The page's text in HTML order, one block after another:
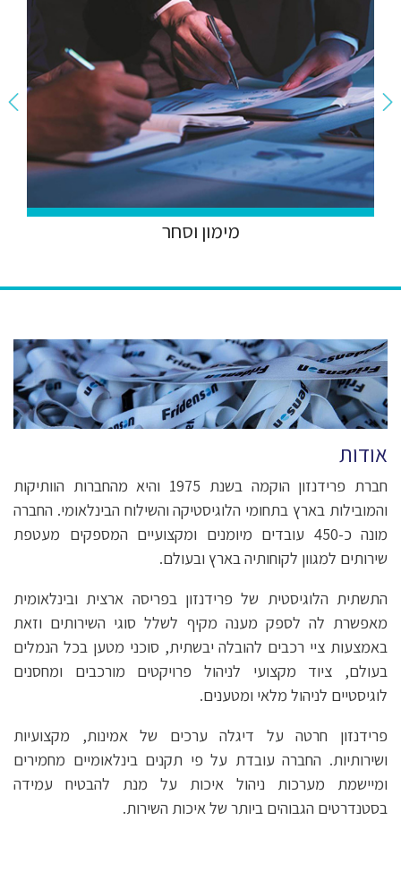
מימון וסחר
אודות
חברת פרידנזון הוקמה בשנת 1975 והיא מהחברות הוותיקות
והמובילות בארץ בתחומי הלוגיסטיקה והשילוח הבינלאומי. החברה
מונה כ-450 עובדים מיומנים ומקצועיים המספקים מעטפת
שירותים למגוון לקוחותיה בארץ ובעולם.
התשתית הלוגיסטית של פרידנזון בפריסה ארצית ובינלאומית
מאפשרת לה לספק מענה מקיף לשלל סוגי השירותים וזאת
באמצעות ציי רכבים להובלה יבשתית, סוכני מטען בכל הנמלים
בעולם, ציוד מקצועי לניהול פרויקטים מורכבים ומחסנים
לוגיסטיים לניהול מלאי ומטענים.
פרידנזון חרטה על דיגלה ערכים של אמינות, מקצועיות
ושירותיות. החברה עובדת על פי תקנים בינלאומיים מחמירים
ומיישמת מערכות ניהול איכות על מנת להבטיח עמידה
בסטנדרטים הגבוהים ביותר של איכות השירות.